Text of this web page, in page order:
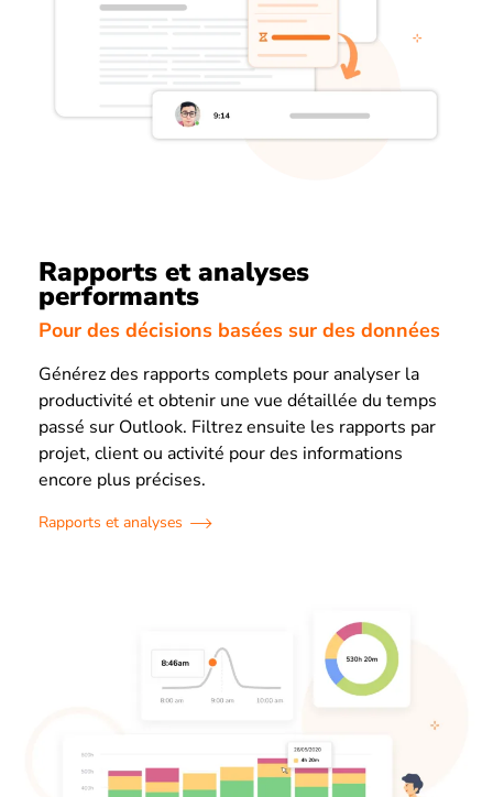
Rapports et analyses
performants
Pour des décisions basées sur des données
Générez des rapports complets pour analyser la
productivité et obtenir une vue détaillée du temps
passé sur Outlook. Filtrez ensuite les rapports par
projet, client ou activité pour des informations
encore plus précises.
Rapports et analyses